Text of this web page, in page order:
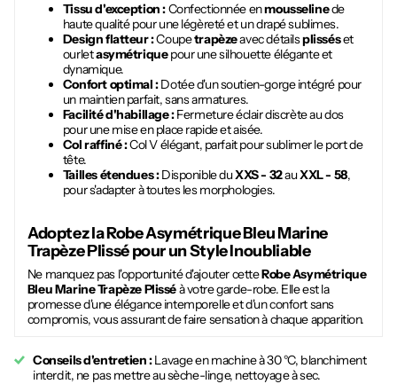
Tissu d'exception :Confectionnée enmousselinede
haute qualité pour une légèreté et un drapé sublimes.
Design flatteur :Coupetrapèzeavec détailsplisséset
ourletasymétriquepour une silhouette élégante et
dynamique.
Confort optimal :Dotée d'un soutien-gorge intégré pour
un maintien parfait, sans armatures.
Facilité d'habillage :Fermeture éclair discrète au dos
pour une mise en place rapide et aisée.
Col raffiné :Col V élégant, parfait pour sublimer le port de
tête.
Tailles étendues :Disponible duXXS - 32auXXL - 58,
pour s'adapter à toutes les morphologies.
Adoptez laRobe Asymétrique Bleu Marine
Trapèze Plissépour un Style Inoubliable
Ne manquez pas l'opportunité d'ajouter cetteRobe Asymétrique
Bleu Marine Trapèze Plisséà votre garde-robe. Elle est la
promesse d'une élégance intemporelle et d'un confort sans
compromis, vous assurant de faire sensation à chaque apparition.
Conseils d'entretien :Lavage en machine à 30 °C, blanchiment
interdit, ne pas mettre au sèche-linge, nettoyage à sec.